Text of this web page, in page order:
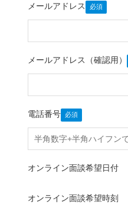
メールアドレス
メールアドレス（確認用）
電話番号
オンライン面談希望日付
オンライン面談希望時刻